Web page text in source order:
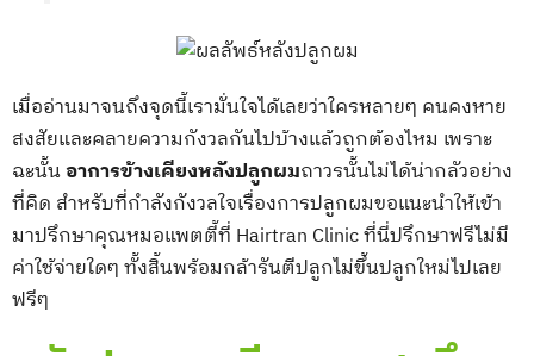
เมื่ออ่านมาจนถึงจุดนี้เรามั่นใจได้เลยว่าใครหลายๆ คนคงหาย
สงสัยและคลายความกังวลกันไปบ้างแล้วถูกต้องไหม เพราะ
ฉะนั้นอาการข้างเคียงหลังปลูกผมถาวรนั้นไม่ได้น่ากลัวอย่าง
ที่คิด สำหรับที่กำลังกังวลใจเรื่องการปลูกผมขอแนะนำให้เข้า
มาปรึกษาคุณหมอแพตตี้ที่ Hairtran Clinic ที่นี่ปรึกษาฟรีไม่มี
ค่าใช้จ่ายใดๆ ทั้งสิ้นพร้อมกล้ารันตีปลูกไม่ขึ้นปลูกใหม่ไปเลย
ฟรีๆ